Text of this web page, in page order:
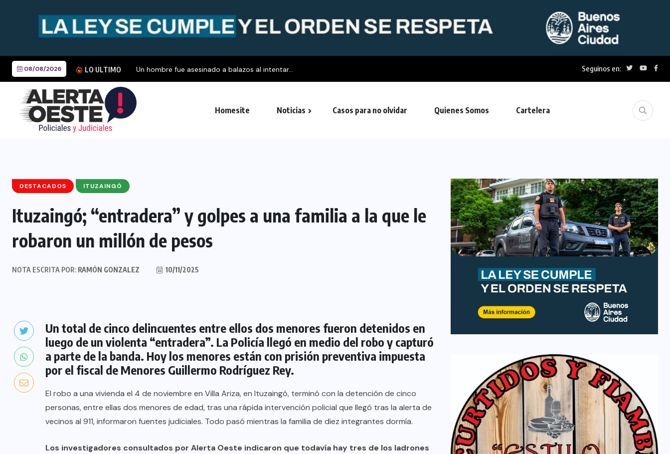
08/08/2026 LO ULTIMO Un hombre fue asesinado a balazos al intentar... Seguinos en:
Homesite Noticias Casos para no olvidar Quienes Somos Cartelera
DESTACADOS ITUZAINGÓ
Ituzaingó; “entradera” y golpes a una familia a la que le
robaron un millón de pesos
NOTA ESCRITA POR: RAMÓN GONZALEZ 10/11/2025
Un total de cinco delincuentes entre ellos dos menores fueron detenidos en
luego de un violenta “entradera”. La Policía llegó en medio del robo y capturó
a parte de la banda. Hoy los menores están con prisión preventiva impuesta
por el fiscal de Menores Guillermo Rodríguez Rey.
El robo a una vivienda el 4 de noviembre en Villa Ariza, en Ituzaingó, terminó con la detención de cinco
personas, entre ellas dos menores de edad, tras una rápida intervención policial que llegó tras la alerta de
vecinos al 911, informaron fuentes judiciales. Todo pasó mientras la familia de diez integrantes dormía.
Los investigadores consultados por Alerta Oeste indicaron que todavía hay tres de los ladrones